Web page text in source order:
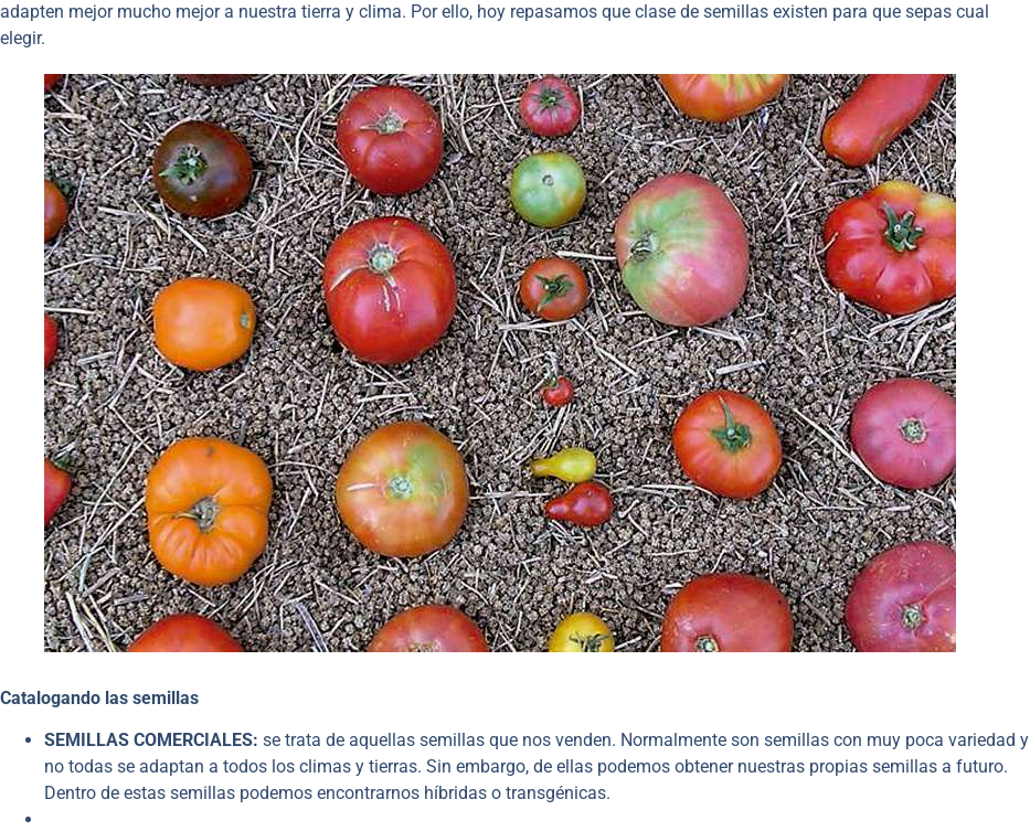
adapten mejor mucho mejor a nuestra tierra y clima. Por ello, hoy repasamos que clase de semillas existen para que sepas cual
elegir.
Catalogando las semillas
SEMILLAS COMERCIALES: se trata de aquellas semillas que nos venden. Normalmente son semillas con muy poca variedad y
no todas se adaptan a todos los climas y tierras. Sin embargo, de ellas podemos obtener nuestras propias semillas a futuro.
Dentro de estas semillas podemos encontrarnos híbridas o transgénicas.